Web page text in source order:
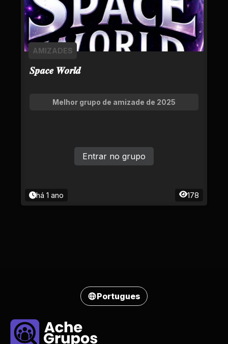
𝑺𝒑𝒂𝒄𝒆 𝑾𝒐𝒓𝒍𝒅
AMIZADES
Melhor grupo de amizade de 2025
há 1 ano 178
Entrar no grupo
Portugues